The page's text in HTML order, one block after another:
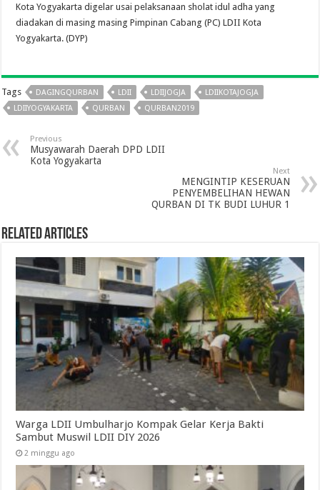
Kota Yogyakarta digelar usai pelaksanaan sholat idul adha yang
diadakan di masing masing Pimpinan Cabang (PC) LDII Kota
Yogyakarta. (DYP)
Tags DAGINGQURBAN LDII LDIIJOGJA
LDIIKOTAJOGJA
LDIIYOGYAKARTA
QURBAN QURBAN2019
Previous
Musyawarah Daerah DPD LDII
Kota Yogyakarta
Next
MENGINTIP KESERUAN
PENYEMBELIHAN HEWAN
QURBAN DI TK BUDI LUHUR 1
Related Articles
Warga LDII Umbulharjo Kompak Gelar Kerja Bakti
Sambut Muswil LDII DIY 2026
2 minggu ago